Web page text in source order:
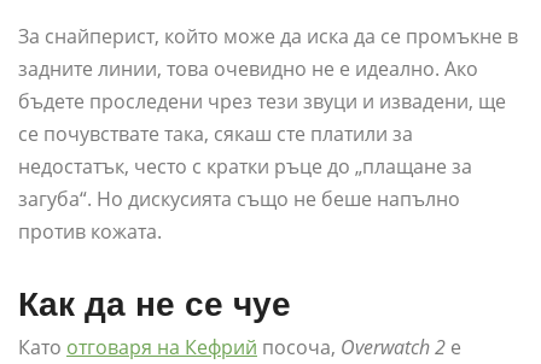
За снайперист, който може да иска да се промъкне в
задните линии, това очевидно не е идеално. Ако
бъдете проследени чрез тези звуци и извадени, ще
се почувствате така, сякаш сте платили за
недостатък, често с кратки ръце до „плащане за
загуба“. Но дискусията също не беше напълно
против кожата.
Как да не се чуе
Като отговаря на Кефрий посоча, Overwatch 2 е